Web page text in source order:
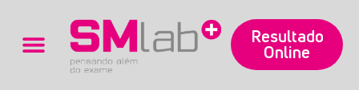
Resultado
Online